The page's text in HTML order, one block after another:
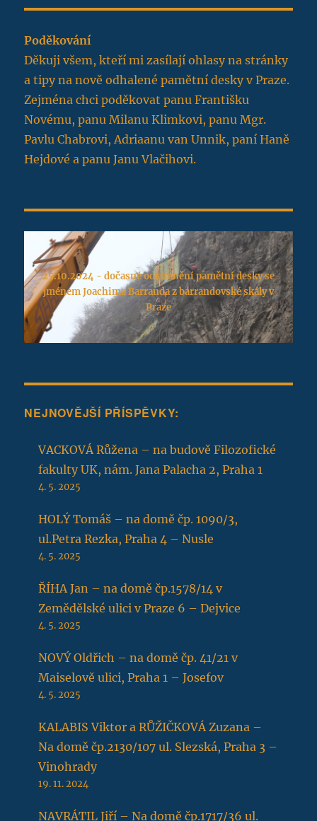
Poděkování
Děkuji všem, kteří mi zasílají ohlasy na stránky
a tipy na nově odhalené pamětní desky v Praze.
Zejména chci poděkovat panu Františku
Novému, panu Milanu Klimkovi, panu Mgr.
Pavlu Chabrovi, Adriaanu van Unnik, paní Haně
Hejdové a panu Janu Vlačihovi.
25.10.2024 - dočasné odstranění pamětní desky se
jménem Joachima Barranda z barrandovské skály v
Praze
NEJNOVĚJŠÍ PŘÍSPĚVKY:
VACKOVÁ Růžena – na budově Filozofické
fakulty UK, nám. Jana Palacha 2, Praha 1
4. 5. 2025
HOLÝ Tomáš – na domě čp. 1090/3,
ul.Petra Rezka, Praha 4 – Nusle
4. 5. 2025
ŘÍHA Jan – na domě čp.1578/14 v
Zemědělské ulici v Praze 6 – Dejvice
4. 5. 2025
NOVÝ Oldřich – na domě čp. 41/21 v
Maiselově ulici, Praha 1 – Josefov
4. 5. 2025
KALABIS Viktor a RŮŽIČKOVÁ Zuzana –
Na domě čp.2130/107 ul. Slezská, Praha 3 –
Vinohrady
19. 11. 2024
NAVRÁTIL Jiří – Na domě čp.1717/36 ul.